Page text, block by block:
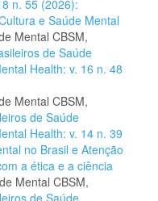
n. 55 (2026):
e Saúde Mental
Mental CBSM,
de Saúde
Health: v. 16 n. 48
Mental CBSM,
de Saúde
Health: v. 14 n. 39
no Brasil e Atenção
a ética e a ciência
Mental CBSM,
de Saúde